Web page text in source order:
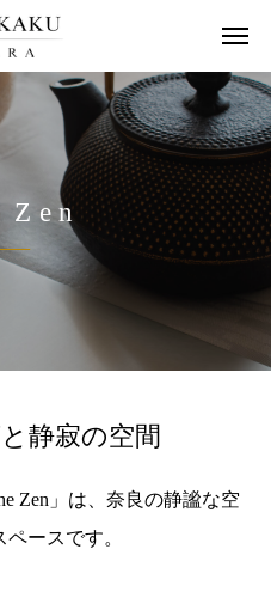
Zen
静寂の空間
Zen」は、奈良の静謐な空
ースです。